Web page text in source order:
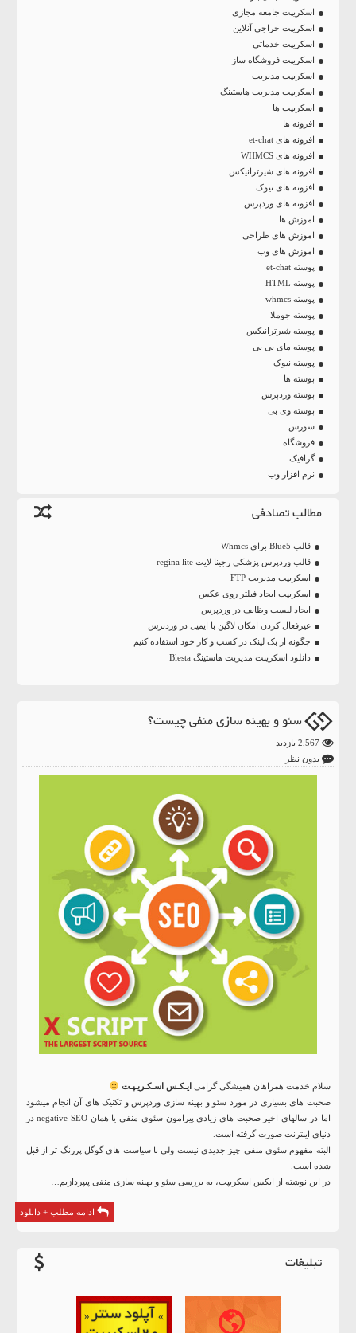
اسکریپت جامعه مجازی
اسکریپت حراجی آنلاین
اسکریپت خدماتی
اسکریپت فروشگاه ساز
اسکریپت مدیریت
اسکریپت مدیریت هاستینگ
اسکریپت ها
افزونه ها
افزونه های et-chat
افزونه های WHMCS
افزونه های شیرترانیکس
افزونه های نیوک
افزونه های وردپرس
اموزش ها
اموزش های طراحی
اموزش های وب
پوسته et-chat
پوسته HTML
پوسته whmcs
پوسته جوملا
پوسته شیرترانیکس
پوسته مای بی بی
پوسته نیوک
پوسته ها
پوسته وردپرس
پوسته وی بی
سورس
فروشگاه
گرافیک
نرم افزار وب
مطالب تصادفی
قالب Blue5 برای Whmcs
قالب وردپرس پزشکی رجینا لایت regina lite
اسکریپت مدیریت FTP
اسکریپت ایجاد فیلتر روی عکس
ایجاد لیست وظایف در وردپرس
غیرفعال کردن امکان لاگین با ایمیل در وردپرس
چگونه از بک لینک در کسب و کار خود استفاده کنیم
دانلود اسکریپت مدیریت هاستینگ Blesta
سئو و بهینه سازی منفی چیست؟
2,567 بازدید
بدون نظر
سلام خدمت همراهان همیشگی گرامی ایـکـس اسـکـریـپـت
صحبت های بسیاری در مورد سئو و بهینه سازی وردپرس و تکنیک های آن انجام میشود
اما در سالهای اخیر صحبت های زیادی پیرامون سئوی منفی یا همان negative SEO در
دنیای اینترنت صورت گرفته است.
البته مفهوم سئوی منفی چیز جدیدی نیست ولی با سیاست های گوگل پررنگ تر از قبل
شده است.
در این نوشته از ایکس اسکریپت، به بررسی سئو و بهینه سازی منفی پیپردازیم…
ادامه مطلب + دانلود
تبلیغات